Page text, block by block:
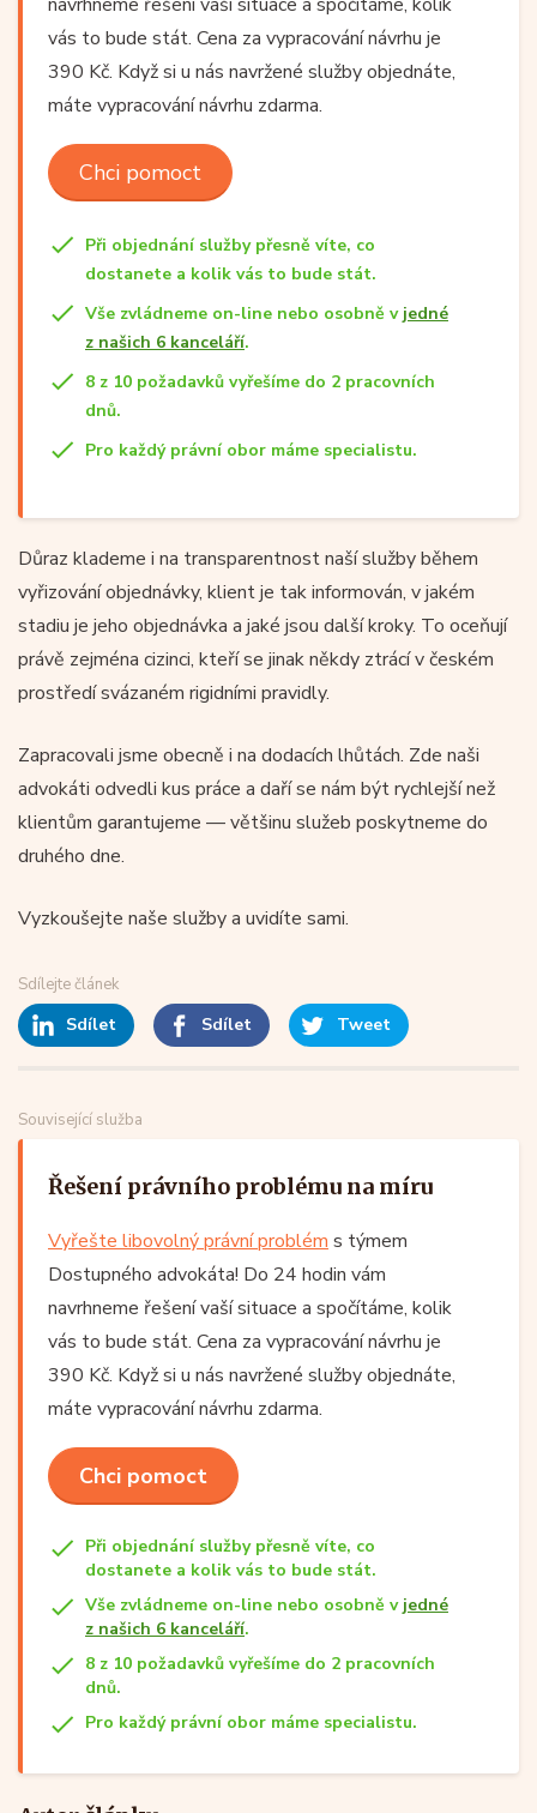
vás to bude stát. Cena za vypracování návrhu je
390 Kč. Když si u nás navržené služby objednáte,
máte vypracování návrhu zdarma.
Chci pomoct
Při objednání služby přesně víte, co
dostanete a kolik vás to bude stát.
Vše zvládneme on-line nebo osobně v jedné
z našich 6 kanceláří.
8 z 10 požadavků vyřešíme do 2 pracovních
dnů.
Pro každý právní obor máme specialistu.
Důraz klademe i na transparentnost naší služby během
vyřizování objednávky, klient je tak informován, v jakém
stadiu je jeho objednávka a jaké jsou další kroky. To oceňují
právě zejména cizinci, kteří se jinak někdy ztrácí v českém
prostředí svázaném rigidními pravidly.
Zapracovali jsme obecně i na dodacích lhůtách. Zde naši
advokáti odvedli kus práce a daří se nám být rychlejší než
klientům garantujeme — většinu služeb poskytneme do
druhého dne.
Vyzkoušejte naše služby a uvidíte sami.
Sdílejte článek
Sdílet Sdílet Tweet
Související služba
Řešení právního problému na míru
Vyřešte libovolný právní problém s týmem
Dostupného advokáta! Do 24 hodin vám
navrhneme řešení vaší situace a spočítáme, kolik
vás to bude stát. Cena za vypracování návrhu je
390 Kč. Když si u nás navržené služby objednáte,
máte vypracování návrhu zdarma.
Chci pomoct
Při objednání služby přesně víte, co
dostanete a kolik vás to bude stát.
Vše zvládneme on-line nebo osobně v jedné
z našich 6 kanceláří.
8 z 10 požadavků vyřešíme do 2 pracovních
dnů.
Pro každý právní obor máme specialistu.